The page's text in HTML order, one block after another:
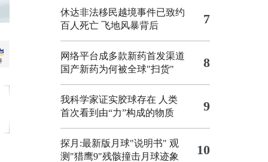
休达非法移民越境事件已致约
百人死亡 飞地风暴背后 7
网络平台成多款新药首发渠道
国产新药为何被全球"扫货"
8
我科学家证实胶球存在 人类
首次看到由“力”构成的物质
9
探月:最新版月球"说明书" 观
测"猎鹰9"残骸撞击月球迹象
10